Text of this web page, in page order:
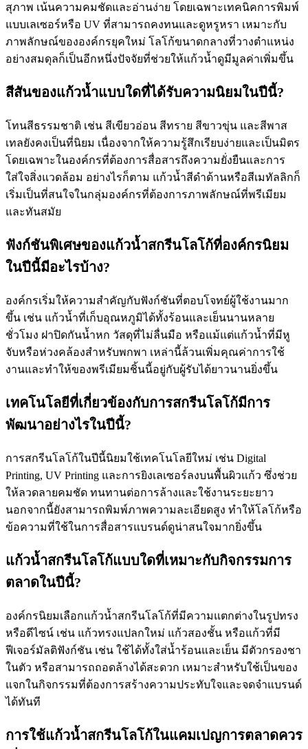
สุภาพ เน้นความคมชัดและอ่านง่าย โดยเฉพาะเทคนิคการพิมพ์
แบบเลเซอร์หรือ UV ที่สามารถคงทนและดูหรูหรา เหมาะกับ
ภาพลักษณ์ขององค์กรยุคใหม่ โลโก้ขนาดกลางที่วางตำแหน่ง
อย่างสมดุลก็เป็นอีกหนึ่งปัจจัยที่ช่วยให้แก้วน้ำดูมีมูลค่าเพิ่มขึ้น
สีสันของแก้วน้ำแบบใดที่ได้รับความนิยมในปีนี้?
โทนสีธรรมชาติ เช่น สีเขียวอ่อน สีทราย สีขาวขุ่น และสีพาส
เทลยังคงเป็นที่นิยม เนื่องจากให้ความรู้สึกเรียบง่ายและเป็นมิตร
โดยเฉพาะในองค์กรที่ต้องการสื่อสารถึงความยั่งยืนและการ
ใส่ใจสิ่งแวดล้อม อย่างไรก็ตาม แก้วน้ำสีดำด้านหรือสีเมทัลลิกก็
เริ่มเป็นที่สนใจในกลุ่มองค์กรที่ต้องการภาพลักษณ์ที่พรีเมียม
และทันสมัย
ฟังก์ชันพิเศษของแก้วน้ำสกรีนโลโก้ที่องค์กรนิยม
ในปีนี้มีอะไรบ้าง?
องค์กรเริ่มให้ความสำคัญกับฟังก์ชันที่ตอบโจทย์ผู้ใช้งานมาก
ขึ้น เช่น แก้วน้ำที่เก็บอุณหภูมิได้ทั้งร้อนและเย็นนานหลาย
ชั่วโมง ฝาปิดกันน้ำหก วัสดุที่ไม่ลื่นมือ หรือแม้แต่แก้วน้ำที่มีหู
จับหรือห่วงคล้องสำหรับพกพา เหล่านี้ล้วนเพิ่มคุณค่าการใช้
งานและทำให้ของพรีเมียมชิ้นนี้อยู่กับผู้รับได้ยาวนานยิ่งขึ้น
เทคโนโลยีที่เกี่ยวข้องกับการสกรีนโลโก้มีการ
พัฒนาอย่างไรในปีนี้?
การสกรีนโลโก้ในปีนี้นิยมใช้เทคโนโลยีใหม่ เช่น Digital
Printing, UV Printing และการยิงเลเซอร์ลงบนพื้นผิวแก้ว ซึ่งช่วย
ให้ลวดลายคมชัด ทนทานต่อการล้างและใช้งานระยะยาว
นอกจากนี้ยังสามารถพิมพ์ภาพความละเอียดสูง ทำให้โลโก้หรือ
ข้อความที่ใช้ในการสื่อสารแบรนด์ดูน่าสนใจมากยิ่งขึ้น
แก้วน้ำสกรีนโลโก้แบบใดที่เหมาะกับกิจกรรมการ
ตลาดในปีนี้?
องค์กรนิยมเลือกแก้วน้ำสกรีนโลโก้ที่มีความแตกต่างในรูปทรง
หรือดีไซน์ เช่น แก้วทรงแปลกใหม่ แก้วสองชั้น หรือแก้วที่มี
ฟีเจอร์มัลติฟังก์ชัน เช่น ใช้ได้ทั้งใส่น้ำร้อนและเย็น มีตัวกรองชา
ในตัว หรือสามารถถอดล้างได้สะดวก เหมาะสำหรับใช้เป็นของ
แจกในกิจกรรมที่ต้องการสร้างความประทับใจและจดจำแบรนด์
ได้ทันที
การใช้แก้วน้ำสกรีนโลโก้ในแคมเปญการตลาดควร